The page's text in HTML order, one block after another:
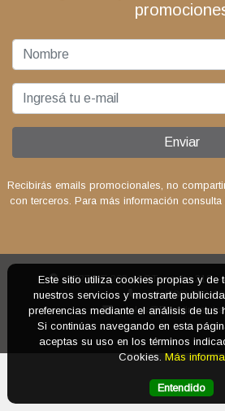
Enviar
Recibirás emails promocionales, no
con terceros. Para más información
2627 NE 203 rd ST – suite 218 –
+1 (786) 553-
Este sitio utiliza cookies propias y de
nuestros servicios y mostrarte
preferencias mediante el análisis de tus
Si continúas navegando en esta
aceptas su uso en los términos
Cookies. Más
Entendido